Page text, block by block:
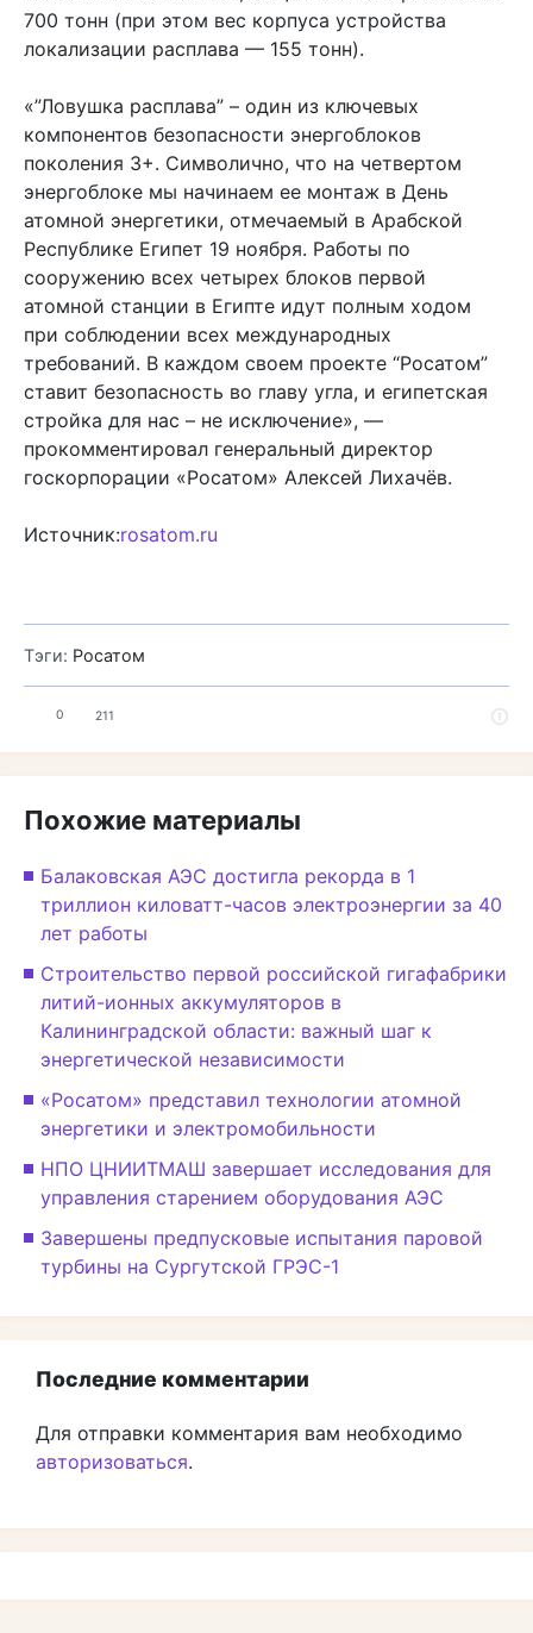
700 тонн (при этом вес корпуса устройства
локализации расплава — 155 тонн).
«”Ловушка расплава” – один из ключевых
компонентов безопасности энергоблоков
поколения 3+. Символично, что на четвертом
энергоблоке мы начинаем ее монтаж в День
атомной энергетики, отмечаемый в Арабской
Республике Египет 19 ноября. Работы по
сооружению всех четырех блоков первой
атомной станции в Египте идут полным ходом
при соблюдении всех международных
требований. В каждом своем проекте “Росатом”
ставит безопасность во главу угла, и египетская
стройка для нас – не исключение», —
прокомментировал генеральный директор
госкорпорации «Росатом» Алексей Лихачёв.
Источник:rosatom.ru
Тэги: Росатом
0 211
Похожие материалы
Балаковская АЭС достигла рекорда в 1
триллион киловатт-часов электроэнергии за 40
лет работы
Строительство первой российской гигафабрики
литий-ионных аккумуляторов в
Калининградской области: важный шаг к
энергетической независимости
«Росатом» представил технологии атомной
энергетики и электромобильности
НПО ЦНИИТМАШ завершает исследования для
управления старением оборудования АЭС
Завершены предпусковые испытания паровой
турбины на Сургутской ГРЭС-1
Последние комментарии
Для отправки комментария вам необходимо
авторизоваться.